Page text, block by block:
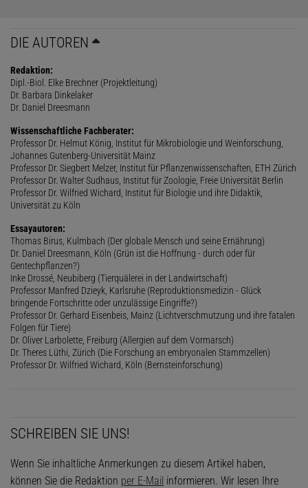
DIE AUTOREN
Redaktion:
Dipl.-Biol. Elke Brechner (Projektleitung)
Dr. Barbara Dinkelaker
Dr. Daniel Dreesmann
Wissenschaftliche Fachberater:
Professor Dr. Helmut König, Institut für Mikrobiologie und Weinforschung,
Johannes Gutenberg-Universität Mainz
Professor Dr. Siegbert Melzer, Institut für Pflanzenwissenschaften, ETH Zürich
Professor Dr. Walter Sudhaus, Institut für Zoologie, Freie Universität Berlin
Professor Dr. Wilfried Wichard, Institut für Biologie und ihre Didaktik,
Universität zu Köln
Essayautoren:
Thomas Birus, Kulmbach (Der globale Mensch und seine Ernährung)
Dr. Daniel Dreesmann, Köln (Grün ist die Hoffnung - durch oder für
Gentechpflanzen?)
Inke Drossé, Neubiberg (Tierquälerei in der Landwirtschaft)
Professor Manfred Dzieyk, Karlsruhe (Reproduktionsmedizin - Glück
bringende Fortschritte oder unzulässige Eingriffe?)
Professor Dr. Gerhard Eisenbeis, Mainz (Lichtverschmutzung und ihre fatalen
Folgen für Tiere)
Dr. Oliver Larbolette, Freiburg (Allergien auf dem Vormarsch)
Dr. Theres Lüthi, Zürich (Die Forschung an embryonalen Stammzellen)
Professor Dr. Wilfried Wichard, Köln (Bernsteinforschung)
SCHREIBEN SIE UNS!
Wenn Sie inhaltliche Anmerkungen zu diesem Artikel haben,
können Sie die Redaktion per E-Mail informieren. Wir lesen Ihre